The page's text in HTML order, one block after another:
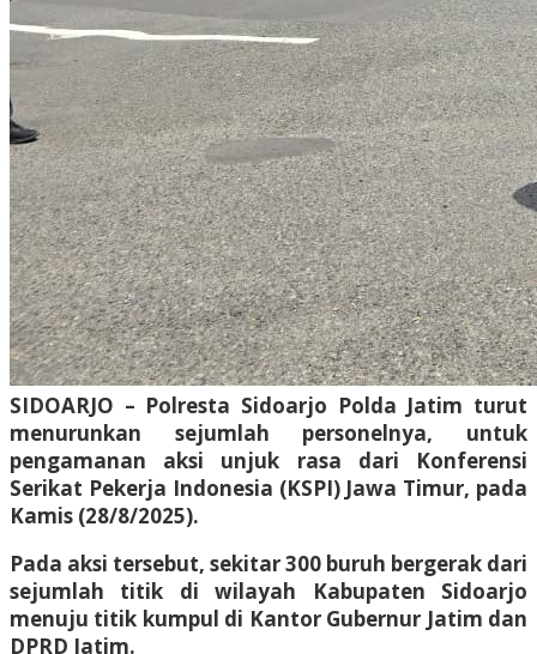
SIDOARJO – Polresta Sidoarjo Polda Jatim turut
menurunkan sejumlah personelnya, untuk
pengamanan aksi unjuk rasa dari Konferensi
Serikat Pekerja Indonesia (KSPI) Jawa Timur, pada
Kamis (28/8/2025).
Pada aksi tersebut, sekitar 300 buruh bergerak dari
sejumlah titik di wilayah Kabupaten Sidoarjo
menuju titik kumpul di Kantor Gubernur Jatim dan
DPRD Jatim.